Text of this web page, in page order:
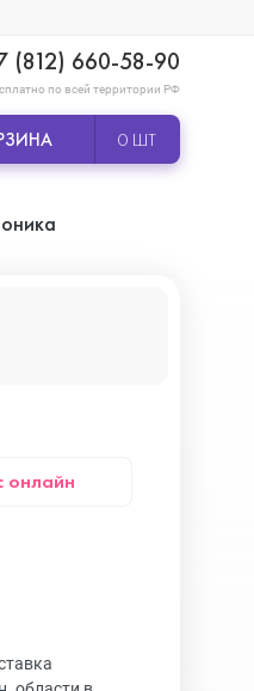
(812) 660-58-90
по всей территории РФ
0 ШТ
онлайн